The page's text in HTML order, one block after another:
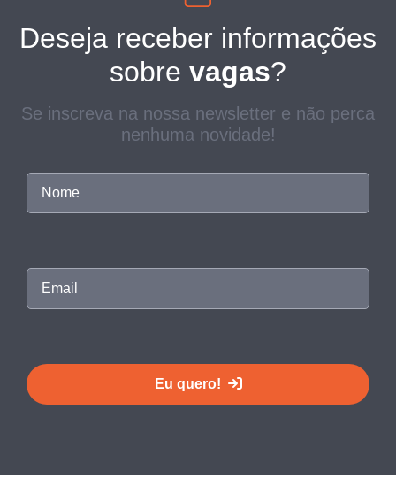
Deseja receber informações
sobre vagas?
Se inscreva na nossa newsletter e não perca
nenhuma novidade!
Eu quero!